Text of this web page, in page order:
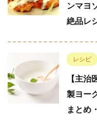
ンマヨ
絶品レ
レシピ
【主
製ヨー
まとめ